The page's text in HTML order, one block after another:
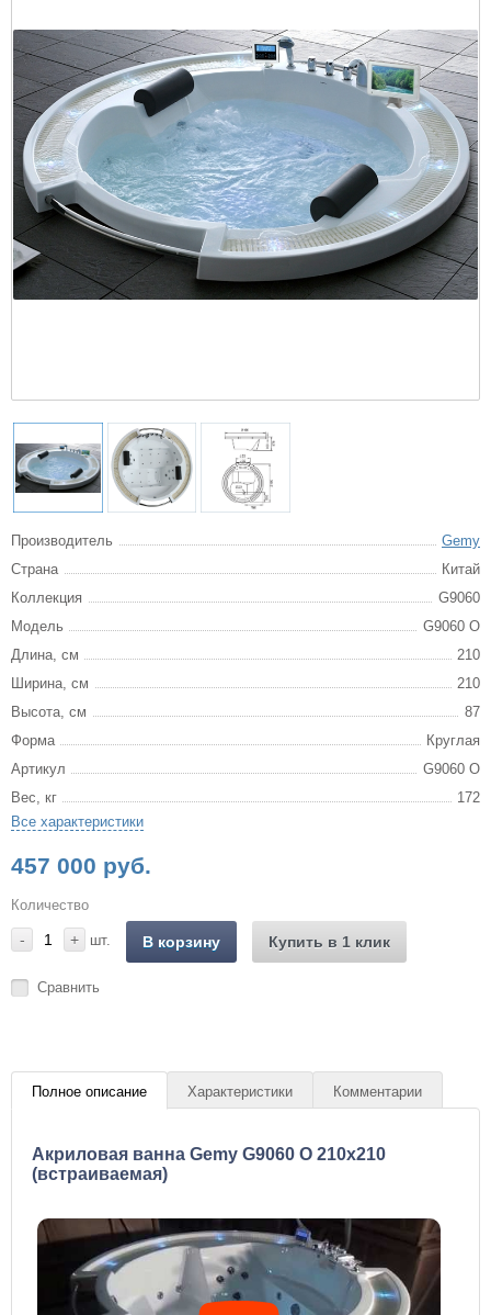
Производитель
Gemy
Страна
Китай
Коллекция
G9060
Модель
G9060 О
Длина, см
210
Ширина, см
210
Высота, см
87
Форма
Круглая
Артикул
G9060 О
Вес, кг
172
Все характеристики
457 000 руб.
Количество
- + шт. В корзину Купить в 1 клик
Сравнить
Полное описание Характеристики Комментарии
Акриловая ванна Gemy G9060 О 210x210
(встраиваемая)